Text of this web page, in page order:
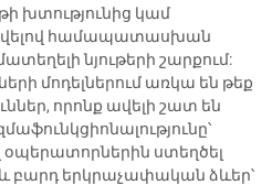
խտությունից կամ
համապատասխան
նյութերի շարքում:
մոդելներում առկա են թեք
որոնք ավելի շատ են
օպերատորներին ստեղծել
և բարդ երկրաչափական ձևեր՝